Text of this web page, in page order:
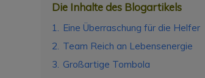
Die Inhalte des Blogartikels
1. Eine Überraschung für die Helfer
2. Team Reich an Lebensenergie
3. Großartige Tombola